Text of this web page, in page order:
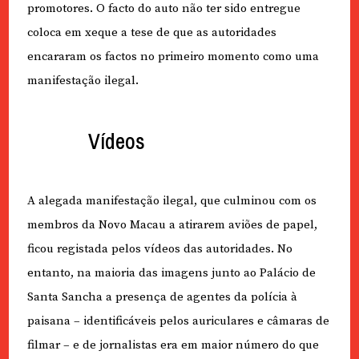
promotores. O facto do auto não ter sido entregue
coloca em xeque a tese de que as autoridades
encararam os factos no primeiro momento como uma
manifestação ilegal.
Vídeos
A alegada manifestação ilegal, que culminou com os
membros da Novo Macau a atirarem aviões de papel,
ficou registada pelos vídeos das autoridades. No
entanto, na maioria das imagens junto ao Palácio de
Santa Sancha a presença de agentes da polícia à
paisana – identificáveis pelos auriculares e câmaras de
filmar – e de jornalistas era em maior número do que